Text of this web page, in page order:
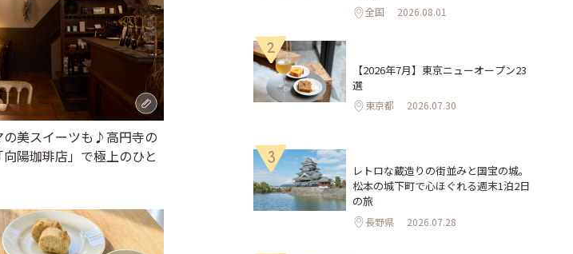
の美スイーツも♪高円寺の
陽珈琲店」で極上のひと
全国 2026.08.01
2
【2026年7月】東京ニューオープン23
選
東京都 2026.07.30
3
レトロな蔵造りの街並みと国宝の城。
松本の城下町で心ほぐれる週末1泊2日
の旅
長野県 2026.07.28